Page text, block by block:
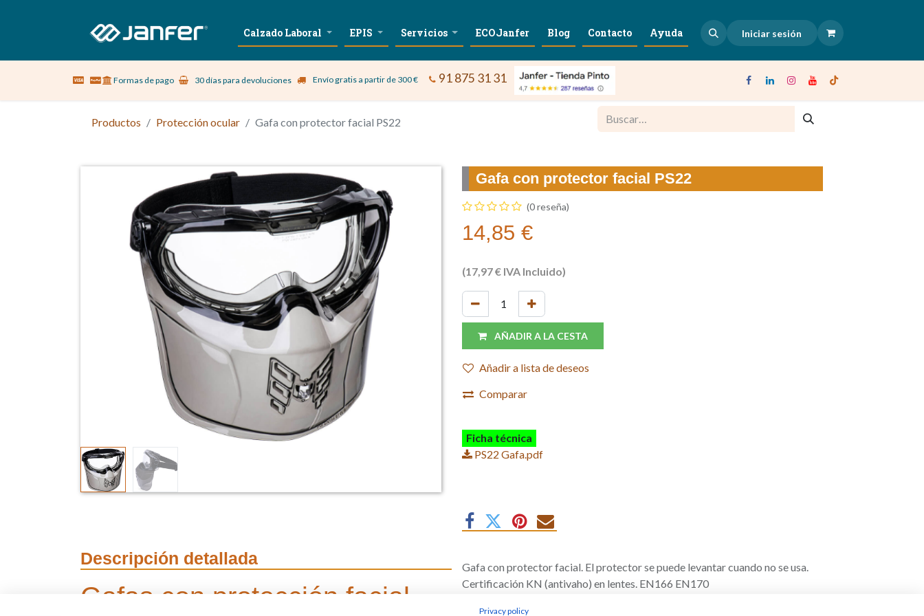
Sobre nosotros Vestuario Laboral Calzado Laboral EPIS Servicios ECOJanfer Blog Contacto Ayuda Iniciar sesión
Formas de pago 30 días para devoluciones Envío gratis a partir de 300 € 91 875 31 31
Productos Protección ocular Gafa con protector facial PS22
Gafa con protector facial PS22
(0 reseña)
14,85 €
(17,97€ IVA Incluido)
AÑADIR A LA CESTA
Añadir a lista de deseos
Comparar
Ficha técnica
PS22 Gafa.pdf
Descripción detallada
Gafas con protección facial
Gafa con protector facial. El protector se puede levantar cuando no se usa.
Certificación KN (antivaho) en lentes. EN166 EN170
Privacy policy